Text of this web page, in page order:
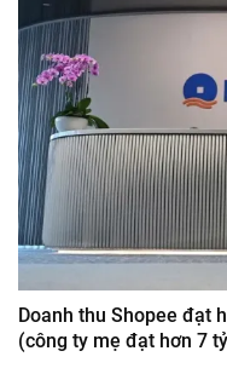
Doanh thu Shopee đạt
(công ty mẹ đạt hơn 7